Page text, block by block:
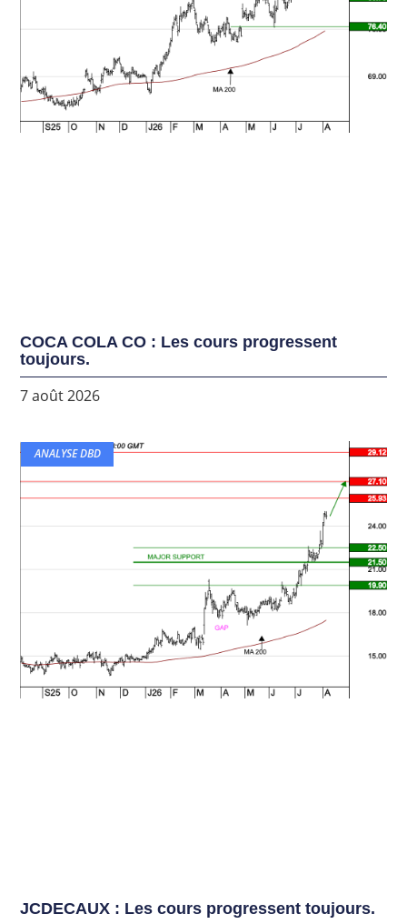
COCA COLA CO : Les cours progressent
toujours.
7 août 2026
ANALYSE DBD
JCDECAUX : Les cours progressent toujours.